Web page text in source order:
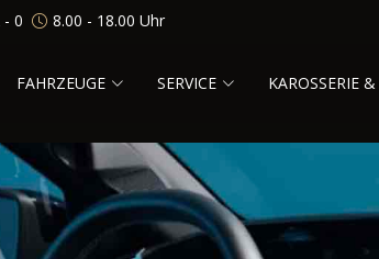
0 8.00 - 18.00 Uhr
FAHRZEUGE SERVICE KAROSSERIE